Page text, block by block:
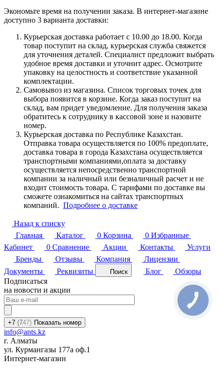
Экономьте время на получении заказа. В интернет-магазине
доступно 3 варианта доставки:
Курьерская доставка работает с 10.00 до 18.00. Когда
товар поступит на склад, курьерская служба свяжется
для уточнения деталей. Специалист предложит выбрать
удобное время доставки и уточнит адрес. Осмотрите
упаковку на целостность и соответствие указанной
комплектации.
Самовывоз из магазина. Список торговых точек для
выбора появится в корзине. Когда заказ поступит на
склад, вам придет уведомление. Для получения заказа
обратитесь к сотруднику в кассовой зоне и назовите
номер.
Курьерская доставка по Республике Казахстан.
Отправка товара осуществляется по 100% предоплате,
доставка товара в города Казахстана осуществляется
транспортными компаниями,оплата за доставку
осуществляется непосредственно транспортной
компании за наличный или безналичный расчет и не
входит стоимость товара. С тарифами по доставке вы
сможете ознакомиться на сайтах транспортных
компаний. Подробнее о доставке
Назад к списку
Главная
Каталог 0 Корзина 0 Избранные
Кабинет
0 Сравнение Акции Контакты
Услуги
Бренды
Отзывы Компания
Лицензии
Документы
Реквизиты Поиск Блог
Обзоры
Подписаться
на новости и акции
+7 (747) Показать номер
info@ants.kz
г. Алматы
ул. Курмангазы 177а оф.1
Интернет-магазин